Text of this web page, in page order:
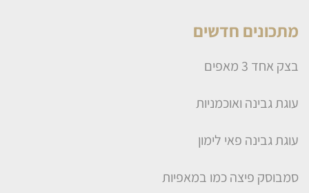
מתכונים חדשים
בצק אחד 3 מאפים
עוגת גבינה ואוכמניות
עוגת גבינה פאי לימון
סמבוסק פיצה כמו במאפיות